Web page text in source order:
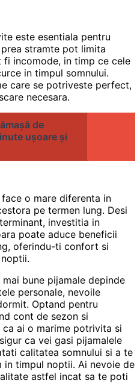
este esentiala pentru
stramte pot limita
incomode, in timp ce cele
in timpul somnului.
care se potriveste perfect,
necesara.
de
ușoare și
o mare diferenta in
pe termen lung. Desi
investitia in
poate aduce beneficii
oferindu-ti confort si
bune pijamale depinde
personale, nevoile
Optand pentru
cont de sezon si
ai o marime potrivita si
ca vei gasi pijamalele
calitatea somnului si a te
timpul noptii. Ai nevoie de
astfel incat sa te poti